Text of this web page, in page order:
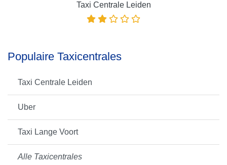
Taxi Centrale Leiden
Populaire Taxicentrales
Taxi Centrale Leiden
Uber
Taxi Lange Voort
Alle Taxicentrales